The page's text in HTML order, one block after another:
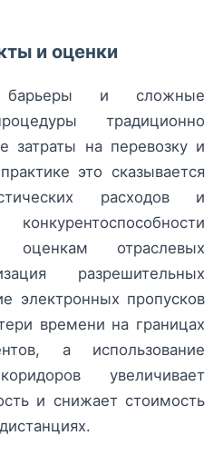
и оценки
барьеры и сложные
традиционно
затраты на перевозку и
это сказывается
расходов и
оценкам отраслевых
разрешительных
электронных пропусков
времени на границах
а использование
увеличивает
и снижает стоимость